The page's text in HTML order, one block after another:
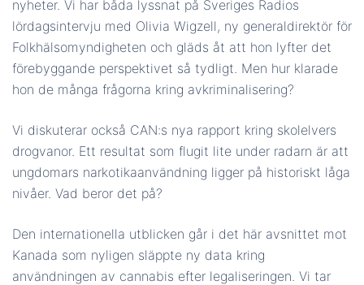
BÄDDA IN
nyheter. Vi har båda lyssnat på Sveriges Radios
lördagsintervju med Olivia Wigzell, ny generaldirektör för
Folkhälsomyndigheten och gläds åt att hon lyfter det
förebyggande perspektivet så tydligt. Men hur klarade
hon de många frågorna kring avkriminalisering?
Vi diskuterar också CAN:s nya rapport kring skolelvers
drogvanor. Ett resultat som flugit lite under radarn är att
ungdomars narkotikaanvändning ligger på historiskt låga
nivåer. Vad beror det på?
Den internationella utblicken går i det här avsnittet mot
Kanada som nyligen släppte ny data kring
användningen av cannabis efter legaliseringen. Vi tar